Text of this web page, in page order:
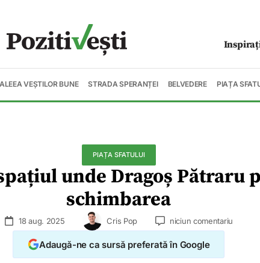
ALEEA VEȘTILOR BUNE STRADA SPERANȚEI BELVEDERE PIAȚA
PIAȚA SFATULUI
unde Dragoș Pătraru
schimbarea
18 aug. 2025 Cris Pop niciun comentariu
Adaugă-ne ca sursă preferată în Google